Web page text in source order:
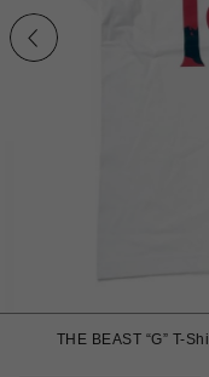
THE BEAST “G” T-